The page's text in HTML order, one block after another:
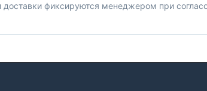
фиксируются менеджером при